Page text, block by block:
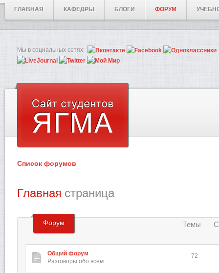
ГЛАВНАЯ КАФЕДРЫ БЛОГИ ФОРУМ
Мы в социальных сетях:
Список форумов
Главная страница
Форум Темы
Общий форум
Разговоры обо всем.
72